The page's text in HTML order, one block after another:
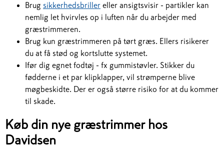
Brug sikkerhedsbriller eller ansigtsvisir - partikler kan
nemlig let hvirvles op i luften når du arbejder med
græstrimmeren.
Brug kun græstrimmeren på tørt græs. Ellers risikerer
du at få stød og kortslutte systemet.
Ifør dig egnet fodtøj - fx gummistøvler. Stikker du
fødderne i et par klipklapper, vil strømperne blive
møgbeskidte. Der er også større risiko for at du kommer
til skade.
Køb din nye græstrimmer hos
Davidsen